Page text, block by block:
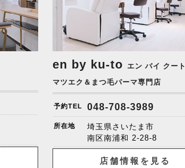
en by ku-to
エン バイ クート
マツエク＆まつ毛パーマ専門店
予約TEL 048-708-3989
所在地
埼玉県さいたま市
南区南浦和 2-28-8
店舗情報を見る